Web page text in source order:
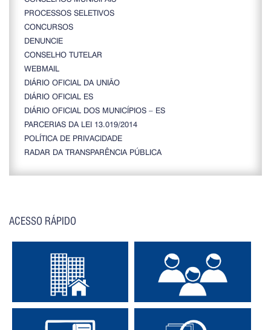
PROCESSOS SELETIVOS
CONCURSOS
DENUNCIE
CONSELHO TUTELAR
WEBMAIL
DIÁRIO OFICIAL DA UNIÃO
DIÁRIO OFICIAL ES
DIÁRIO OFICIAL DOS MUNICÍPIOS – ES
PARCERIAS DA LEI 13.019/2014
POLÍTICA DE PRIVACIDADE
RADAR DA TRANSPARÊNCIA PÚBLICA
ACESSO RÁPIDO
Consulte Iptu On-Line Portal do Contribuinte